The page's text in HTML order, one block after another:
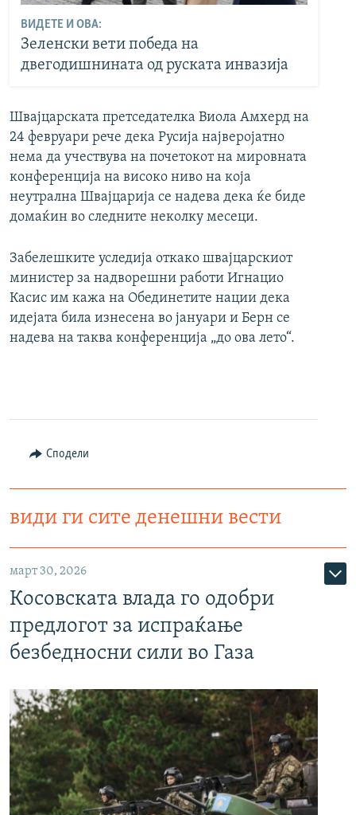
ВИДЕТЕ И ОВА:
Зеленски вети победа на
двегодишнината од руската инвазија
Швајцарската претседателка Виола Амхерд на
24 февруари рече дека Русија најверојатно
нема да учествува на почетокот на мировната
конференција на високо ниво на која
неутрална Швајцарија се надева дека ќе биде
домаќин во следните неколку месеци.
Забелешките уследија откако швајцарскиот
министер за надворешни работи Игнацио
Касис им кажа на Обединетите нации дека
идејата била изнесена во јануари и Берн се
надева на таква конференција „до ова лето“.
Сподели
види ги сите денешни вести
март 30, 2026
Косовската влада го одобри
предлогот за испраќање
безбедносни сили во Газа